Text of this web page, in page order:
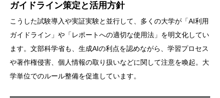
ガイドライン策定と活用方針
こうした試験導入や実証実験と並行して、多くの大学が「AI利用
ガイドライン」や「レポートへの適切な使用法」を明文化してい
ます。文部科学省も、生成AIの利点を認めながら、学習プロセス
や著作権侵害、個人情報の取り扱いなどに関して注意を喚起。大
学単位でのルール整備を促進しています。